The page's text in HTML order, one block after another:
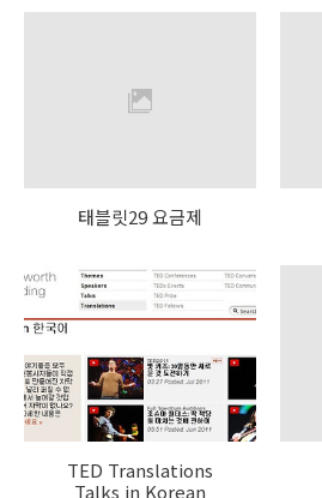
태블릿29 요금제
TED Translations
Talks in Korean